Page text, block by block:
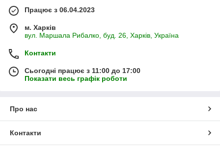
Працює з 06.04.2023
м. Харків
вул. Маршала Рибалко, буд. 26, Харків, Україна
Контакти
Сьогодні працює з 11:00 до 17:00
Показати весь графік роботи
Про нас
Контакти